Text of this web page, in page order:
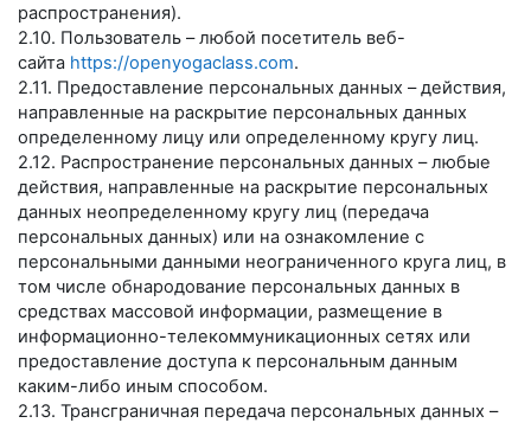
распространения).
2.10. Пользователь – любой посетитель веб-
сайта https://openyogaclass.com.
2.11. Предоставление персональных данных – действия,
направленные на раскрытие персональных данных
определенному лицу или определенному кругу лиц.
2.12. Распространение персональных данных – любые
действия, направленные на раскрытие персональных
данных неопределенному кругу лиц (передача
персональных данных) или на ознакомление с
персональными данными неограниченного круга лиц, в
том числе обнародование персональных данных в
средствах массовой информации, размещение в
информационно-телекоммуникационных сетях или
предоставление доступа к персональным данным
каким-либо иным способом.
2.13. Трансграничная передача персональных данных –